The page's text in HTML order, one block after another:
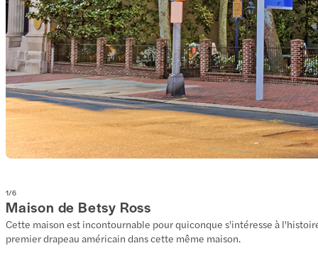
1/6
Maison de Betsy Ross
Cette maison est incontournable pour quiconque s'intéresse à
premier drapeau américain dans cette même maison.